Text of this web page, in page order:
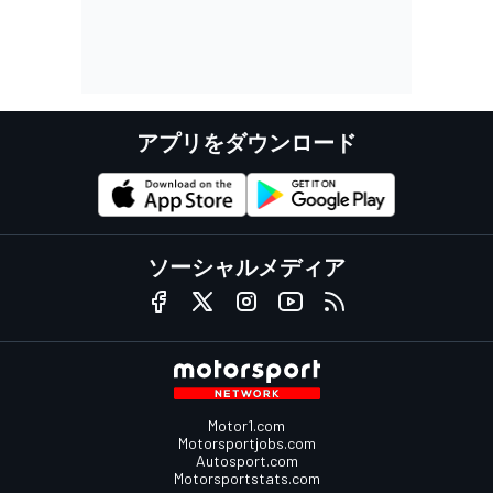
アプリをダウンロード
ソーシャルメディア
Motor1.com
Motorsportjobs.com
Autosport.com
Motorsportstats.com